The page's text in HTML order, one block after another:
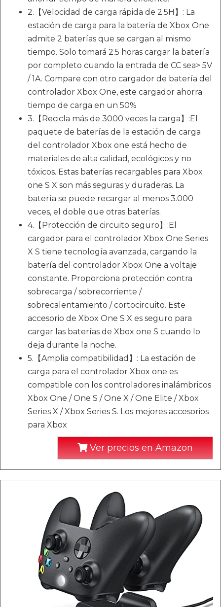
2.【Velocidad de carga rápida de 2.5H】: La
estación de carga para la batería de Xbox One
admite 2 baterías que se cargan al mismo
tiempo. Solo tomará 2.5 horas cargar la batería
por completo cuando la entrada de CC sea> 5V
/ 1A. Compare con otro cargador de batería del
controlador Xbox One, este cargador ahorra
tiempo de carga en un 50%
3.【Recicla más de 3000 veces la carga】:El
paquete de baterías de la estación de carga
del controlador Xbox one está hecho de
materiales de alta calidad, ecológicos y no
tóxicos. Estas baterías recargables para Xbox
one S X son más seguras y duraderas. La
batería se puede recargar al menos 3.000
veces, el doble que otras baterías.
4.【Protección de circuito seguro】:El
cargador para el controlador Xbox One Series
X S tiene tecnología avanzada, cargando la
batería del controlador Xbox One a voltaje
constante. Proporciona protección contra
sobrecarga / sobrecorriente /
sobrecalentamiento / cortocircuito. Este
accesorio de Xbox One S X es seguro para
cargar las baterías de Xbox one S cuando lo
deja durante la noche.
5.【Amplia compatibilidad】: La estación de
carga para el controlador Xbox one es
compatible con los controladores inalámbricos
Xbox One / One S / One X / One Elite / Xbox
Series X / Xbox Series S. Los mejores accesorios
para Xbox
Ver precios en Amazon